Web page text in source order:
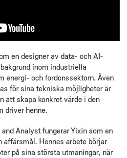
en designer av data- och AI-
inom industriella
energi- och fordonssektorn. Även
för sina tekniska möjligheter är
att skapa konkret värde i den
driver henne.
Analyst fungerar Yixin som en
affärsmål. Hennes arbete börjar
på sina största utmaningar, när